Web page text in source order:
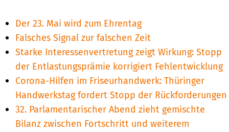
Der 23. Mai wird zum Ehrentag
Falsches Signal zur falschen Zeit
Starke Interessenvertretung zeigt Wirkung: Stopp
der Entlastungsprämie korrigiert Fehlentwicklung
Corona-Hilfen im Friseurhandwerk: Thüringer
Handwerkstag fordert Stopp der Rückforderungen
32. Parlamentarischer Abend zieht gemischte
Bilanz zwischen Fortschritt und weiterem